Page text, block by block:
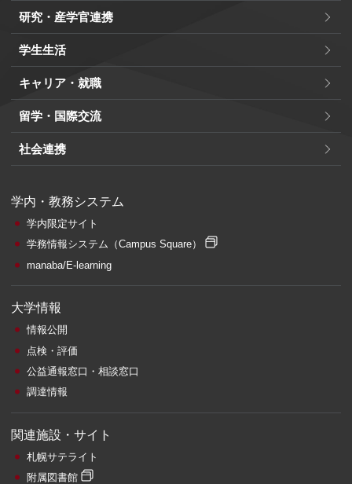
研究・産学官連携
学生生活
キャリア・就職
留学・国際交流
社会連携
学内・教務システム
学内限定サイト
学務情報システム （Campus Square）
manaba/E-learning
大学情報
情報公開
点検・評価
公益通報窓口・相談窓口
調達情報
関連施設・サイト
札幌サテライト
附属図書館